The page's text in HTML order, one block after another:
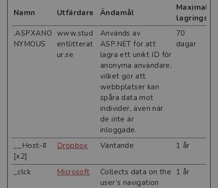
Namn
Utfärdare Ändamål
Maximal
.ASPXANO
NYMOUS
www.stud
entlitterat
ur.se
Används av
ASP.NET för att
lagra ett unikt ID för
anonyma användare,
vilket gör att
webbplatser kan
spåra data mot
individer, även när
de inte är
inloggade.
70
dagar
__Host-#
[x2]
Dropbox Väntande 1 år
_clck Microsoft
Collects data on the
user’s navigation
1 år